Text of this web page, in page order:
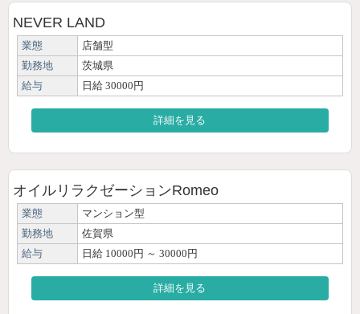
NEVER LAND
業態
店舗型
勤務地
茨城県
給与
日給 30000円
詳細を見る
オイルリラクゼーションRomeo
業態
マンション型
勤務地
佐賀県
給与
日給 10000円 ～ 30000円
詳細を見る